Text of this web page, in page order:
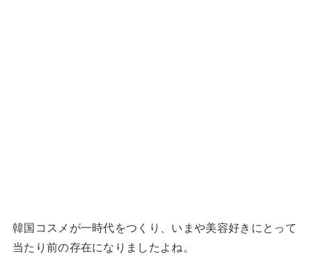
韓国コスメが一時代をつくり、いまや美容好きにとって
当たり前の存在になりましたよね。